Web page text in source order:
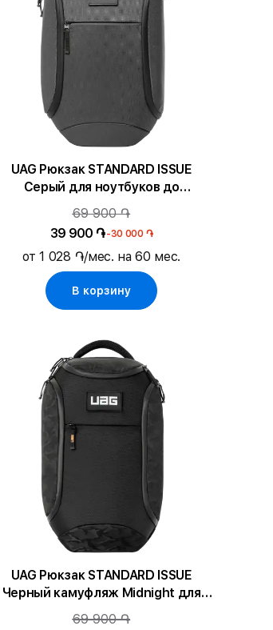
UAG Рюкзак STANDARD ISSUE
Серый для ноутбуков до
13"/MacBook Air 13/MacBook Pro 13
69 900 ֏
39 900 ֏ -30 000 ֏
от 1 028 ֏/мес. на 60 мес.
В корзину
UAG Рюкзак STANDARD ISSUE
Черный камуфляж Midnight для
ноутбуков до 15"/MacBook 15
69 900 ֏